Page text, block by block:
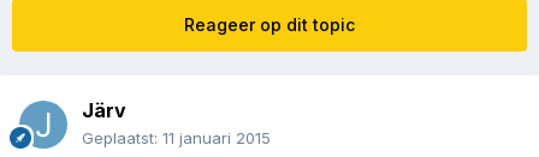
Reageer op dit topic
Järv
Geplaatst: 11 januari 2015